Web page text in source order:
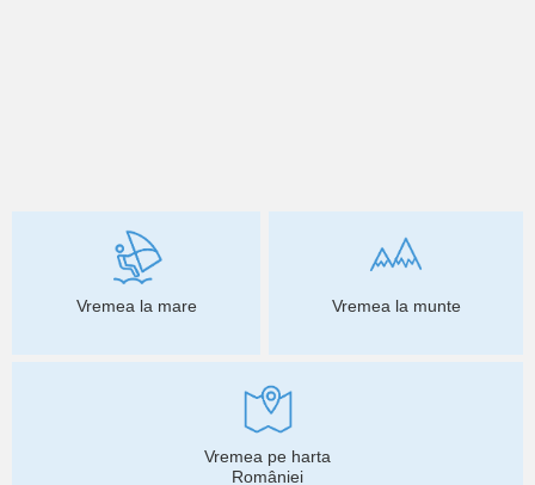
Vremea la mare Vremea la munte
Vremea pe harta
României